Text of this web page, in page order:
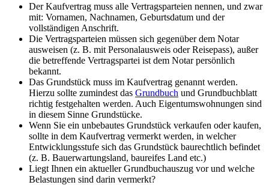
Der Kaufvertrag muss alle Vertragsparteien nennen, und zwar
mit: Vornamen, Nachnamen, Geburtsdatum und der
vollständigen Anschrift.
Die Vertragsparteien müssen sich gegenüber dem Notar
ausweisen (z. B. mit Personalausweis oder Reisepass), außer
die betreffende Vertragspartei ist dem Notar persönlich
bekannt.
Das Grundstück muss im Kaufvertrag genannt werden.
Hierzu sollte zumindest das Grundbuch und Grundbuchblatt
richtig festgehalten werden. Auch Eigentumswohnungen sind
in diesem Sinne Grundstücke.
Wenn Sie ein unbebautes Grundstück verkaufen oder kaufen,
sollte in dem Kaufvertrag vermerkt werden, in welcher
Entwicklungsstufe sich das Grundstück baurechtlich befindet
(z. B. Bauerwartungsland, baureifes Land etc.)
Liegt Ihnen ein aktueller Grundbuchauszug vor und welche
Belastungen sind darin vermerkt?